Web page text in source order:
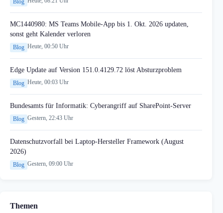
Blog
MC1440980: MS Teams Mobile-App bis 1. Okt. 2026 updaten,
sonst geht Kalender verloren
Blog Heute, 00:50 Uhr
Edge Update auf Version 151.0.4129.72 löst Absturzproblem
Blog Heute, 00:03 Uhr
Bundesamts für Informatik: Cyberangriff auf SharePoint-Server
Blog Gestern, 22:43 Uhr
Datenschutzvorfall bei Laptop-Hersteller Framework (August
2026)
Blog Gestern, 09:00 Uhr
Themen